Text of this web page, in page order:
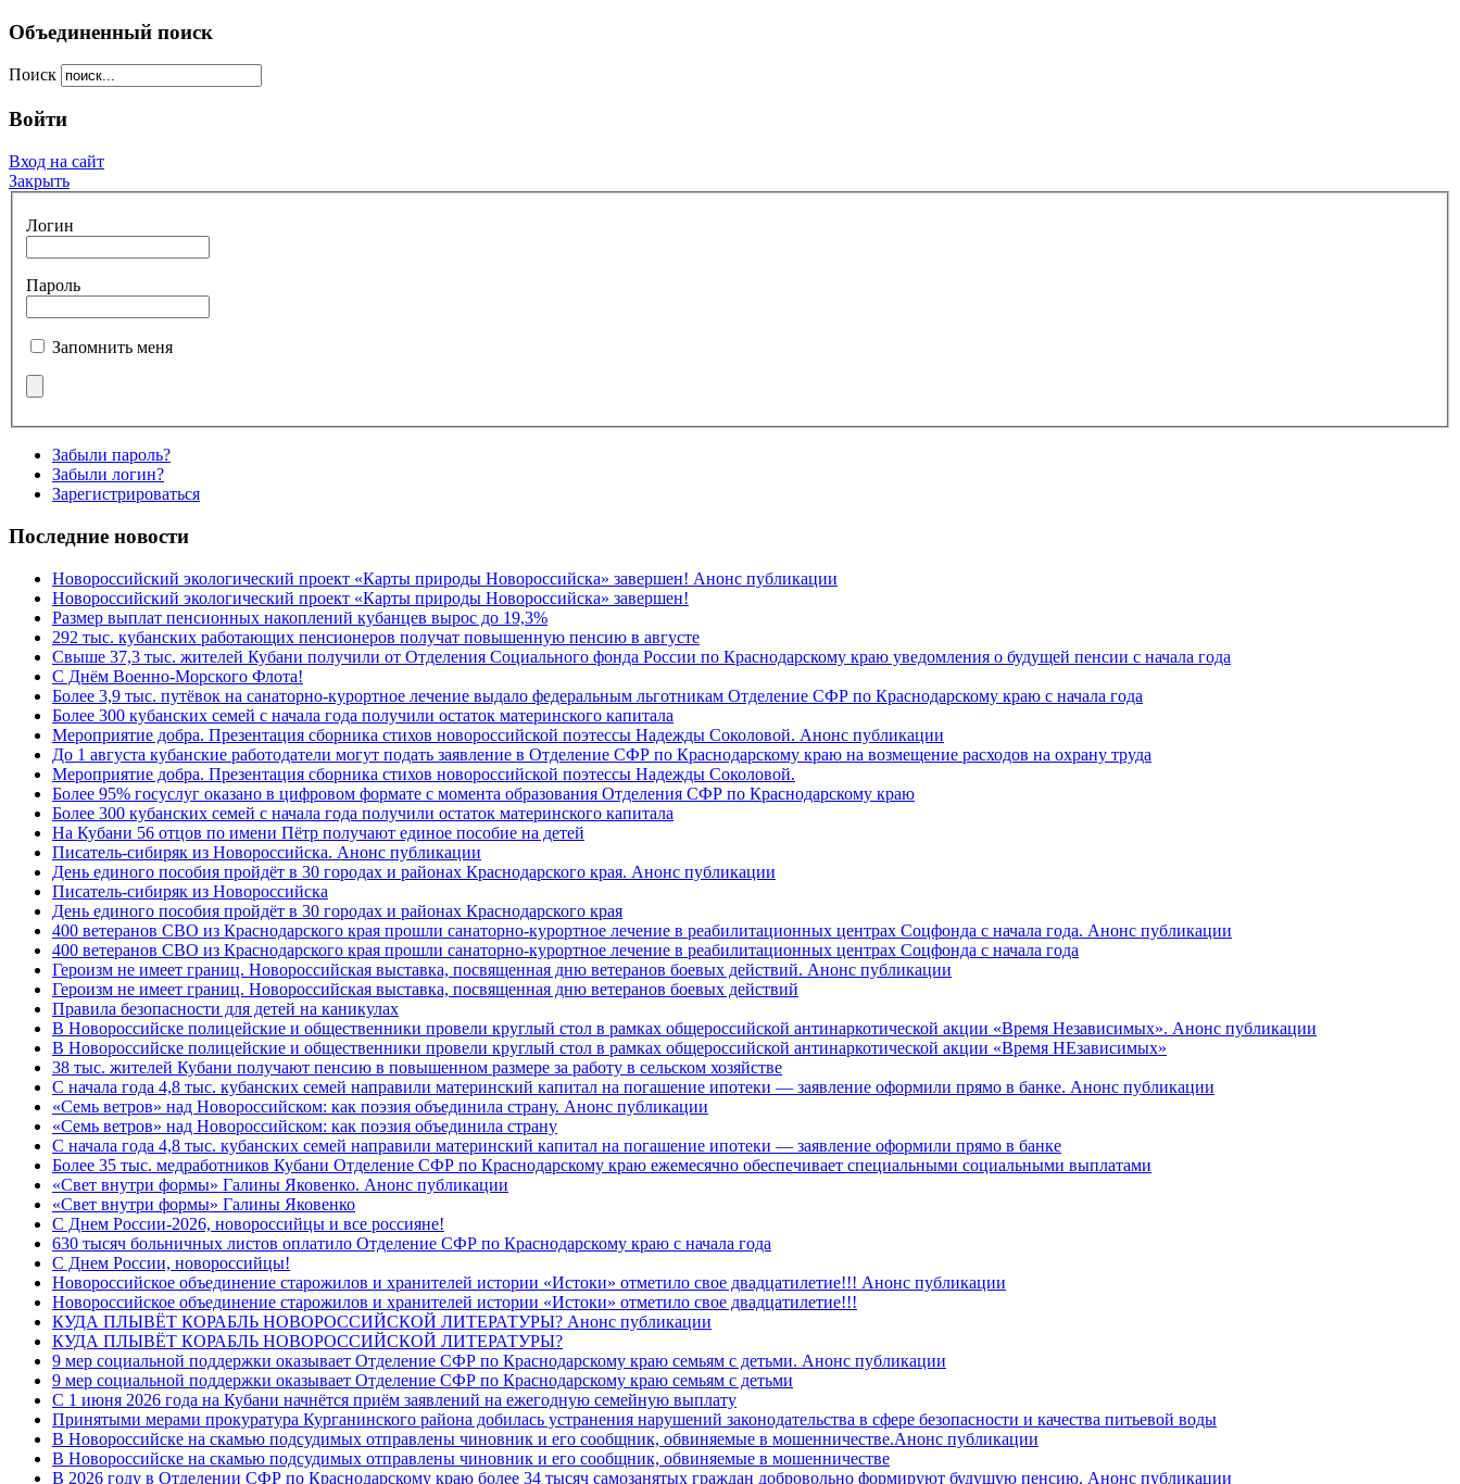
Объединенный поиск
Поиск
Войти
Вход на сайт
Закрыть
Логин
Пароль
Запомнить меня
Забыли пароль?
Забыли логин?
Зарегистрироваться
Последние новости
Новороссийский экологический проект «Карты природы Новороссийска» завершен! Анонс публикации
Новороссийский экологический проект «Карты природы Новороссийска» завершен!
Размер выплат пенсионных накоплений кубанцев вырос до 19,3%
292 тыс. кубанских работающих пенсионеров получат повышенную пенсию в августе
Свыше 37,3 тыс. жителей Кубани получили от Отделения Социального фонда России по Краснодарскому краю уведомления о будущей пенсии с начала года
C Днём Военно-Морского Флота!
Более 3,9 тыс. путёвок на санаторно-курортное лечение выдало федеральным льготникам Отделение СФР по Краснодарскому краю с начала года
Более 300 кубанских семей с начала года получили остаток материнского капитала
Мероприятие добра. Презентация сборника стихов новороссийской поэтессы Надежды Соколовой. Анонс публикации
До 1 августа кубанские работодатели могут подать заявление в Отделение СФР по Краснодарскому краю на возмещение расходов на охрану труда
Мероприятие добра. Презентация сборника стихов новороссийской поэтессы Надежды Соколовой.
Более 95% госуслуг оказано в цифровом формате с момента образования Отделения СФР по Краснодарскому краю
Более 300 кубанских семей с начала года получили остаток материнского капитала
На Кубани 56 отцов по имени Пётр получают единое пособие на детей
Писатель-сибиряк из Новороссийска. Анонс публикации
День единого пособия пройдёт в 30 городах и районах Краснодарского края. Анонс публикации
Писатель-сибиряк из Новороссийска
День единого пособия пройдёт в 30 городах и районах Краснодарского края
400 ветеранов СВО из Краснодарского края прошли санаторно-курортное лечение в реабилитационных центрах Соцфонда с начала года. Анонс публикации
400 ветеранов СВО из Краснодарского края прошли санаторно-курортное лечение в реабилитационных центрах Соцфонда с начала года
Героизм не имеет границ. Новороссийская выставка, посвященная дню ветеранов боевых действий. Анонс публикации
Героизм не имеет границ. Новороссийская выставка, посвященная дню ветеранов боевых действий
Правила безопасности для детей на каникулах
В Новороссийске полицейские и общественники провели круглый стол в рамках общероссийской антинаркотической акции «Время Независимых». Анонс публикации
В Новороссийске полицейские и общественники провели круглый стол в рамках общероссийской антинаркотической акции «Время НЕзависимых»
38 тыс. жителей Кубани получают пенсию в повышенном размере за работу в сельском хозяйстве
С начала года 4,8 тыс. кубанских семей направили материнский капитал на погашение ипотеки — заявление оформили прямо в банке. Анонс публикации
«Семь ветров» над Новороссийском: как поэзия объединила страну. Анонс публикации
«Семь ветров» над Новороссийском: как поэзия объединила страну
С начала года 4,8 тыс. кубанских семей направили материнский капитал на погашение ипотеки — заявление оформили прямо в банке
Более 35 тыс. медработников Кубани Отделение СФР по Краснодарскому краю ежемесячно обеспечивает специальными социальными выплатами
«Свет внутри формы» Галины Яковенко. Анонс публикации
«Свет внутри формы» Галины Яковенко
C Днем России-2026, новороссийцы и все россияне!
630 тысяч больничных листов оплатило Отделение СФР по Краснодарскому краю с начала года
C Днем России, новороссийцы!
Новороссийское объединение старожилов и хранителей истории «Истоки» отметило свое двадцатилетие!!! Анонс публикации
Новороссийское объединение старожилов и хранителей истории «Истоки» отметило свое двадцатилетие!!!
КУДА ПЛЫВЁТ КОРАБЛЬ НОВОРОССИЙСКОЙ ЛИТЕРАТУРЫ? Анонс публикации
КУДА ПЛЫВЁТ КОРАБЛЬ НОВОРОССИЙСКОЙ ЛИТЕРАТУРЫ?
9 мер социальной поддержки оказывает Отделение СФР по Краснодарскому краю семьям с детьми. Анонс публикации
9 мер социальной поддержки оказывает Отделение СФР по Краснодарскому краю семьям с детьми
С 1 июня 2026 года на Кубани начнётся приём заявлений на ежегодную семейную выплату
Принятыми мерами прокуратура Курганинского района добилась устранения нарушений законодательства в сфере безопасности и качества питьевой воды
В Новороссийске на скамью подсудимых отправлены чиновник и его сообщник, обвиняемые в мошенничестве.Анонс публикации
В Новороссийске на скамью подсудимых отправлены чиновник и его сообщник, обвиняемые в мошенничестве
В 2026 году в Отделении СФР по Краснодарскому краю более 34 тысяч самозанятых граждан добровольно формируют будущую пенсию. Анонс публикации